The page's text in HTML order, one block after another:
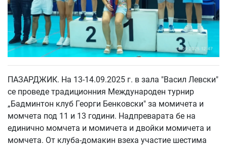
ПАЗАРДЖИК. На 13-14.09.2025 г. в зала "Васил Левски"
се проведе традиционния Международен турнир
„Бадминтон клуб Георги Бенковски" за момичета и
момчета под 11 и 13 години. Надпреварата бе на
единично момчета и момичета и двойки момичета и
момчета. От клуба-домакин взеха участие шестима